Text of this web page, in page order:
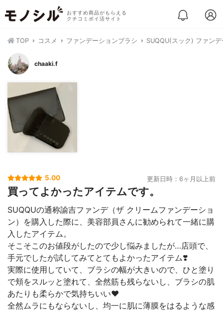
おすすめ商品がもらえる
クチコミポイ活サイト
TOP コスメ ファンデーションブラシ SUQQU(スック) ファン
chaaki.f
5.00 更新日時：6ヶ月以上前
買ってよかったアイテムです。
SUQQUの通称諭吉ファンデ（ザ クリームファンデーショ
ン）を購入した際に、美容部員さんに勧められて一緒に購
入したアイテム。
そこそこのお値段がしたので少し悩みましたが…店頭で、
手元でしたが試してみてとてもよかったアイテム❣️
実際に使用していて、ブラシの幅が大きいので、ひと塗り
で頬をスルッと塗れて、全然筋も残らないし、ブラシの肌
あたりも柔らかで気持ちいい❤️
全然ムラにもならないし、均一に肌に薄膜をはるような感